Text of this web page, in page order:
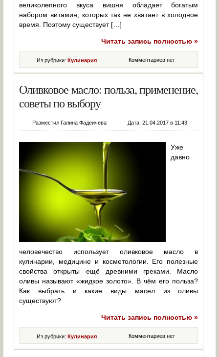
великолепного вкуса вишня обладает богатым
набором витамин, которых так не хватает в холодное
время. Поэтому существует […]
Читать запись полностью »
Комментариев нет
Из рубрики:Кулинария
Оливковое масло: польза, применение,
советы по выбору
Разместил Галина Фадеичева Дата: 21.04.2017 в 11:43
Уже
давно
человечество использует оливковое масло в
кулинарии, медицине и косметологии. Его полезные
свойства открыты ещё древними греками. Масло
оливы называют «жидкое золото». В чём его польза?
Как выбрать и какие виды масел из оливы
существуют?
Читать запись полностью »
Комментариев нет
Из рубрики:Кулинария